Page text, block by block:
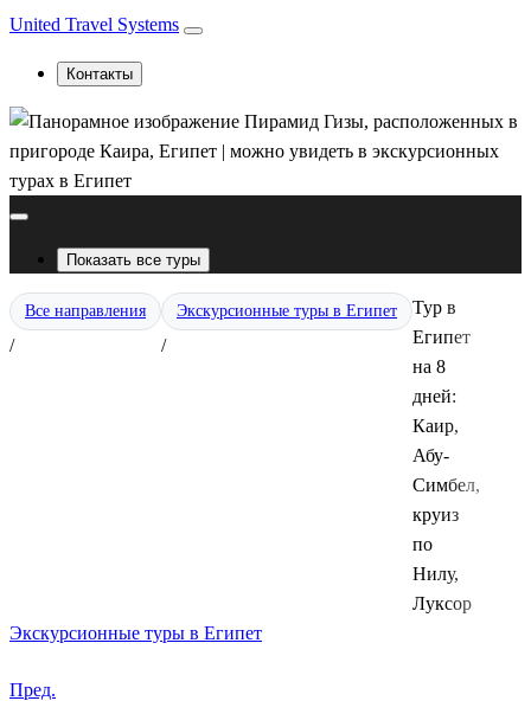
United Travel Systems
Контакты
Показать все туры
Все направления
/
Экскурсионные туры в Египет
/
Тур в
Египет
на 8
дней:
Каир,
Абу-
Симбел,
круиз
по
Нилу,
Луксор
Экскурсионные туры в Египет
Пред.